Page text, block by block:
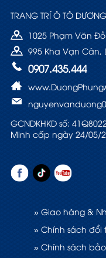
TRANG TRÍ Ô TÔ
1025 Phạm Văn
995 Kha Vạn Cân,
0907.435.444
GCNDKHKD số:
Minh cấp ngày 24/05/
» Giao hàng &
» Chính sách đổi
» Chính sách